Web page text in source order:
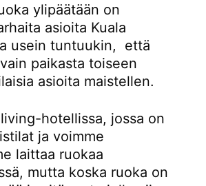
ylipäätään on
asioita Kuala
usein tuntuukin, että
paikasta toiseen
asioita maistellen.
hotellissa, jossa on
ja voimme
laittaa ruokaa
mutta koska ruoka on